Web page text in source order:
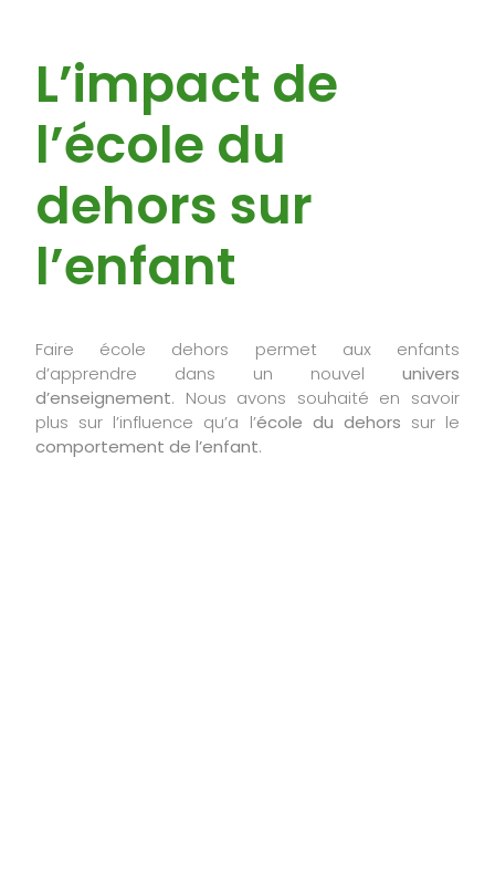
L’impact de
l’école du
dehors sur
l’enfant
Faire école dehors permet aux enfants
d’apprendre dans un nouvel univers
d’enseignement. Nous avons souhaité en savoir
plus sur l’influence qu’a l’école du dehors sur le
comportement de l’enfant.